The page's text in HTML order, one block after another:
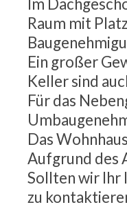
Im
Raum mit
Ein großer
Keller sind
Für das
Das
Aufgrund des
Sollten wir Ihr
zu